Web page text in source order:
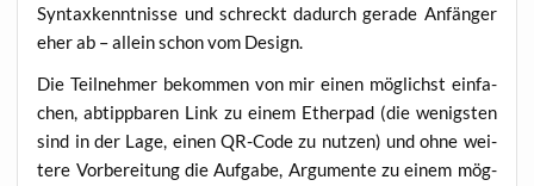
Syn­tax­kennt­nis­se und schreckt dadurch gera­de Anfän­ger
eher ab – allein schon vom Design.
Die Teil­neh­mer bekom­men von mir einen mög­lichst ein­fa­
chen, abtipp­ba­ren Link zu einem Ether­pad (die wenigs­ten
sind in der Lage, einen QR-Code zu nut­zen) und ohne wei­
te­re Vor­be­rei­tung die Auf­ga­be, Argu­men­te zu einem mög­